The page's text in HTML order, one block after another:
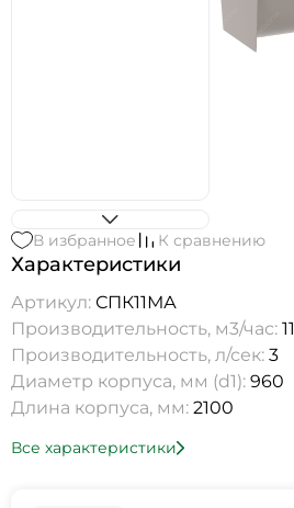
В избранное К сравнению
Характеристики
Артикул: СПК11МА
Производительность, м3/час: 11
Производительность, л/сек: 3
Диаметр корпуса, мм (d1): 960
Длина корпуса, мм: 2100
Все характеристики